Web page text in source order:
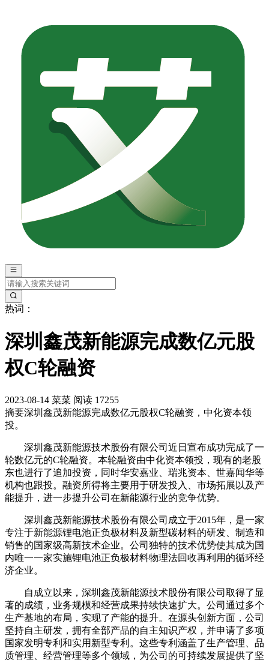
热词：
深圳鑫茂新能源完成数亿元股
权C轮融资
2023-08-14 菜菜 阅读 17255
摘要深圳鑫茂新能源完成数亿元股权C轮融资，中化资本领
投。
深圳鑫茂新能源技术股份有限公司近日宣布成功完成了一
轮数亿元的C轮融资。本轮融资由中化资本领投，现有的老股
东也进行了追加投资，同时华安嘉业、瑞兆资本、世嘉闻华等
机构也跟投。融资所得将主要用于研发投入、市场拓展以及产
能提升，进一步提升公司在新能源行业的竞争优势。
深圳鑫茂新能源技术股份有限公司成立于2015年，是一家
专注于新能源锂电池正负极材料及新型碳材料的研发、制造和
销售的国家级高新技术企业。公司独特的技术优势使其成为国
内唯一一家实施锂电池正负极材料物理法回收再利用的循环经
济企业。
自成立以来，深圳鑫茂新能源技术股份有限公司取得了显
著的成绩，业务规模和经营成果持续快速扩大。公司通过多个
生产基地的布局，实现了产能的提升。在源头创新方面，公司
坚持自主研发，拥有全部产品的自主知识产权，并申请了多项
国家发明专利和实用新型专利。这些专利涵盖了生产管理、品
质管理、经营管理等多个领域，为公司的可持续发展提供了坚